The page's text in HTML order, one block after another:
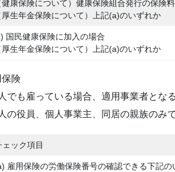
健康保険について）健康保険組合発行の保険
厚生年金保険について）上記(a)のいずれか
国民健康保険に加入の場合
厚生年金保険について）上記(a)のいずれか
険
も雇っている場合、適用事業者となる
役員、個人事業主、同居の親族のみ
ェック項目
雇用保険の労働保険番号の確認できる下記の